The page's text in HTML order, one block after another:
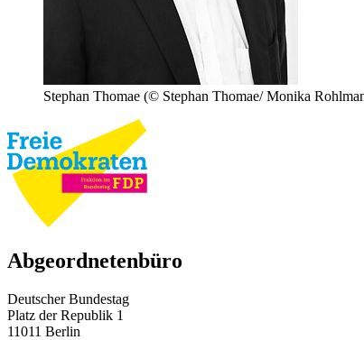
Stephan Thomae (© Stephan Thomae/ Monika
Abgeordnetenbüro
Deutscher Bundestag
Platz der Republik 1
11011 Berlin